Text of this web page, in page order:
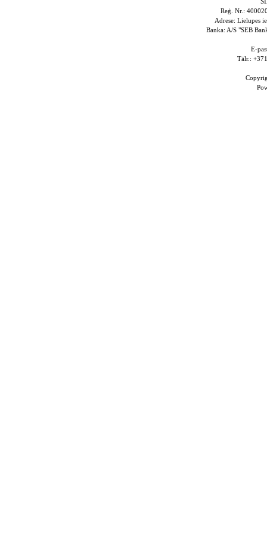
Reģ. Nr.:
Adrese: Lielupes
Banka: A/S "SEB
E-
Tālr.: